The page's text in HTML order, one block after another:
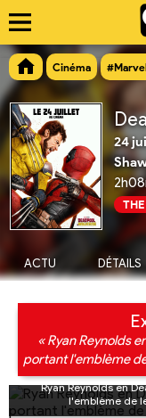
Cinéma
24
ACTU DÉTAILS
« Ryan Reynolds
portant l'emblème
Ryan Reynolds en
l'emblème de